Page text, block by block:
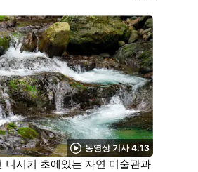
동영상 기사 4:13
니시키 초에있는 자연 미술관과